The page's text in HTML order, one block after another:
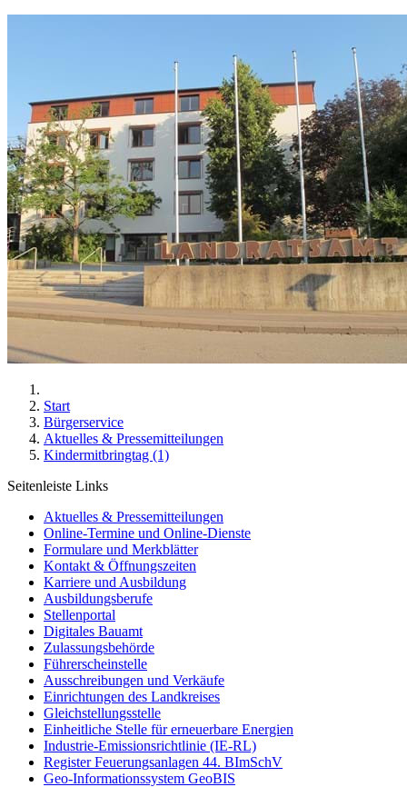
Start
Bürgerservice
Aktuelles & Pressemitteilungen
Kindermitbringtag (1)
Seitenleiste Links
Aktuelles & Pressemitteilungen
Online-Termine und Online-Dienste
Formulare und Merkblätter
Kontakt & Öffnungszeiten
Karriere und Ausbildung
Ausbildungsberufe
Stellenportal
Digitales Bauamt
Zulassungsbehörde
Führerscheinstelle
Ausschreibungen und Verkäufe
Einrichtungen des Landkreises
Gleichstellungsstelle
Einheitliche Stelle für erneuerbare Energien
Industrie-Emissionsrichtlinie (IE-RL)
Register Feuerungsanlagen 44. BImSchV
Geo-Informationssystem GeoBIS